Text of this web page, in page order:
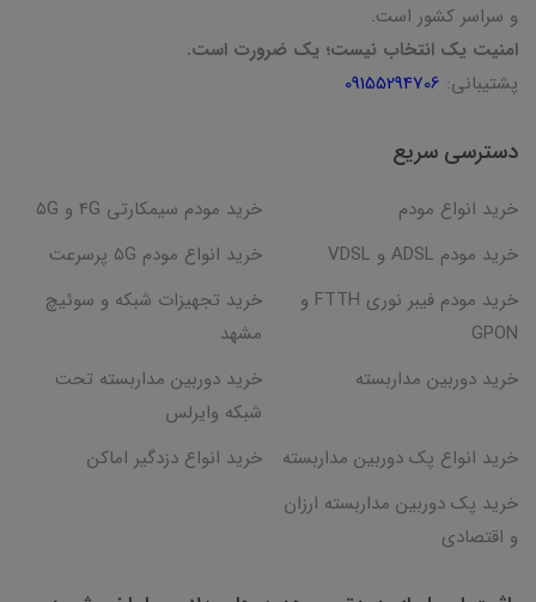
و سراسر کشور است.
امنیت یک انتخاب نیست؛ یک ضرورت است.
پشتیبانی: 09155294706
دسترسی سریع
خرید انواع مودم
خرید مودم سیمکارتی 4G و 5G
خرید مودم ADSL و VDSL
خرید انواع مودم 5G پرسرعت
خرید مودم فیبر نوری FTTH و
GPON
خرید تجهیزات شبکه و سوئیچ
مشهد
خرید دوربین مداربسته
خرید دوربین مداربسته تحت
شبکه وایرلس
خرید انواع پک دوربین مداربسته
خرید انواع دزدگیر اماکن
خرید پک دوربین مداربسته ارزان
و اقتصادی